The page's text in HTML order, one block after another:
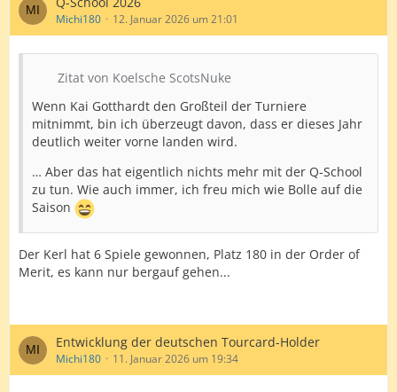
Michi180 12. Januar 2026 um 21:01
Zitat von Koelsche ScotsNuke
Wenn Kai Gotthardt den Großteil der Turniere
mitnimmt, bin ich überzeugt davon, dass er dieses Jahr
deutlich weiter vorne landen wird.
… Aber das hat eigentlich nichts mehr mit der Q-School
zu tun. Wie auch immer, ich freu mich wie Bolle auf die
Saison
Der Kerl hat 6 Spiele gewonnen, Platz 180 in der Order of
Merit, es kann nur bergauf gehen...
Entwicklung der deutschen Tourcard-Holder
Michi180 11. Januar 2026 um 19:34